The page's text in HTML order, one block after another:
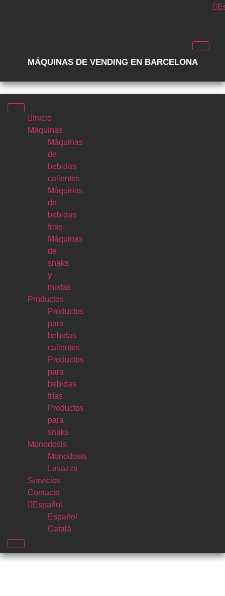
MÁQUINAS DE VENDING EN BARCELONA
Inicio
Máquinas
Máquinas
de
bebidas
calientes
Máquinas
de
bebidas
frias
Máquinas
de
snaks
y
mixtas
Productos
Productos
para
bebidas
calientes
Productos
para
bebidas
frías
Productos
para
snaks
Monodosis
Monodosis
Lavazza
Servicios
Contacto
Español
Español
Català